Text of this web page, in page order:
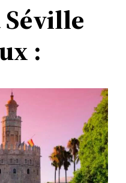
Séville
: